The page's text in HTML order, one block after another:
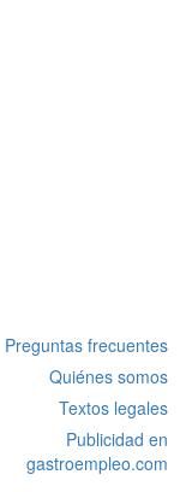
Preguntas frecuentes
Quiénes somos
Textos legales
Publicidad en
gastroempleo.com